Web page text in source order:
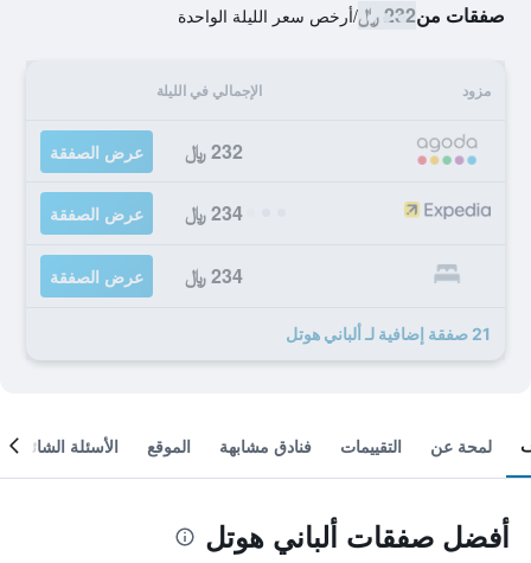
صفقات من232 ﷼ /أرخص سعر الليلة الواحدة
مزود الإجمالي في الليلة
232 ﷼ عرض الصفقة
234 ﷼ عرض الصفقة
234 ﷼ عرض الصفقة
21 صفقة إضافية لـ ألباني هوتل
لمحة عن التقييمات فنادق مشابهة الموقع الأسئلة الشائعة
أفضل صفقات ألباني هوتل